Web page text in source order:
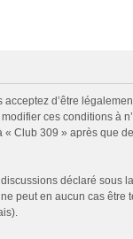
d’être
ces conditions à
309 » après que
déclaré sous
peut en aucun cas